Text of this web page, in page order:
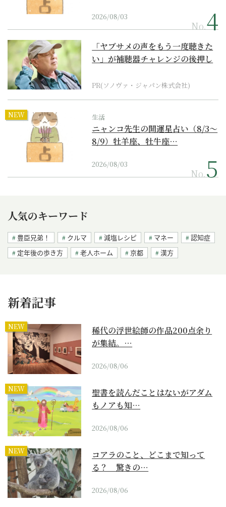
2026/08/03
No.
「ヤブサメの声をもう一度聴きた
い」が補聴器チャレンジの後押し
PR(ソノヴァ・ジャパン株式会社)
NEW 生活
ニャンコ先生の開運星占い（8/3～
8/9）牡羊座、牡牛座…
2026/08/03
No.
人気のキーワード
豊臣兄弟！ クルマ 減塩レシピ マネー
認知症
定年後の歩き方
老人ホーム 京都 漢方
新着記事
NEW
稀代の浮世絵師の作品200点余り
が集結。…
2026/08/06
NEW
聖書を読んだことはないがアダム
もノアも知…
2026/08/06
NEW
コアラのこと、どこまで知って
る？ 驚きの…
2026/08/06